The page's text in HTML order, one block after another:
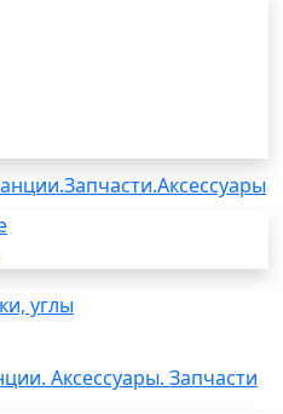
углы
Аксессуары. Запчасти